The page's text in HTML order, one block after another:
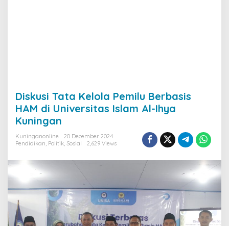
Diskusi Tata Kelola Pemilu Berbasis
HAM di Universitas Islam Al-Ihya
Kuningan
Kuninganonline
20 December 2024
Pendidikan, Politik, Sosial 2,629 Views